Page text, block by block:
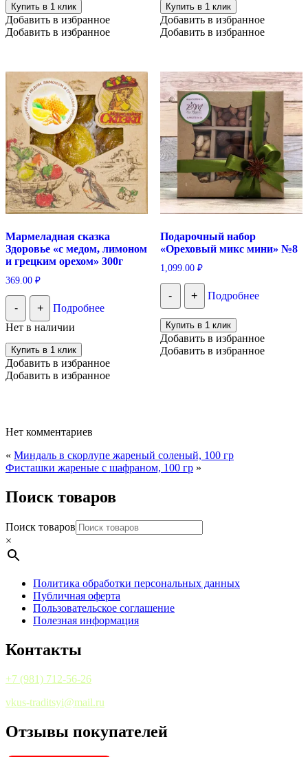
Купить в 1 клик
Добавить в избранное
Добавить в избранное
Купить в 1 клик
Добавить в избранное
Добавить в избранное
Мармеладная сказка
Здоровье «с медом, лимоном
и грецким орехом» 300г
369.00 ₽
- +
Подробнее
Нет в наличии
Купить в 1 клик
Добавить в избранное
Добавить в избранное
Подарочный набор
«Ореховый микс мини» №8
1,099.00 ₽
- + Подробнее
Купить в 1 клик
Добавить в избранное
Добавить в избранное
Нет комментариев
« Миндаль в скорлупе жареный соленый, 100 гр
Фисташки жареные с шафраном, 100 гр »
Поиск товаров
Поиск товаров
×
Политика обработки персональных данных
Публичная оферта
Пользовательское соглашение
Полезная информация
Контакты
+7 (981) 712-56-26
vkus-traditsyi@mail.ru
Отзывы покупателей